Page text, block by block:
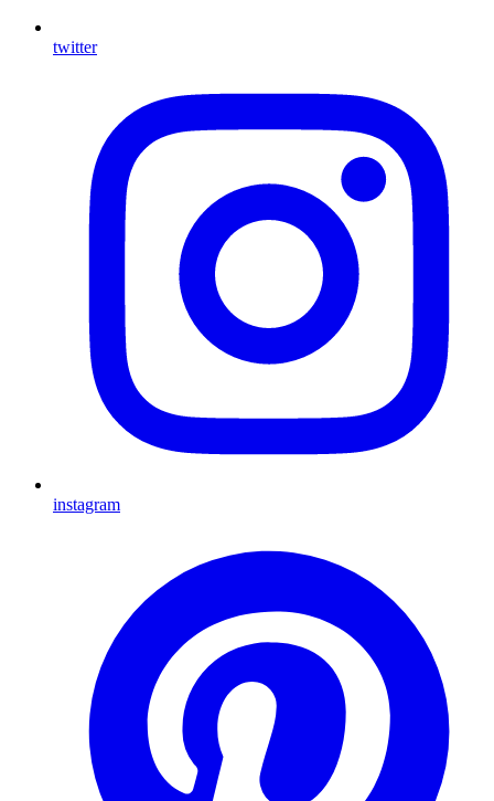
twitter
instagram